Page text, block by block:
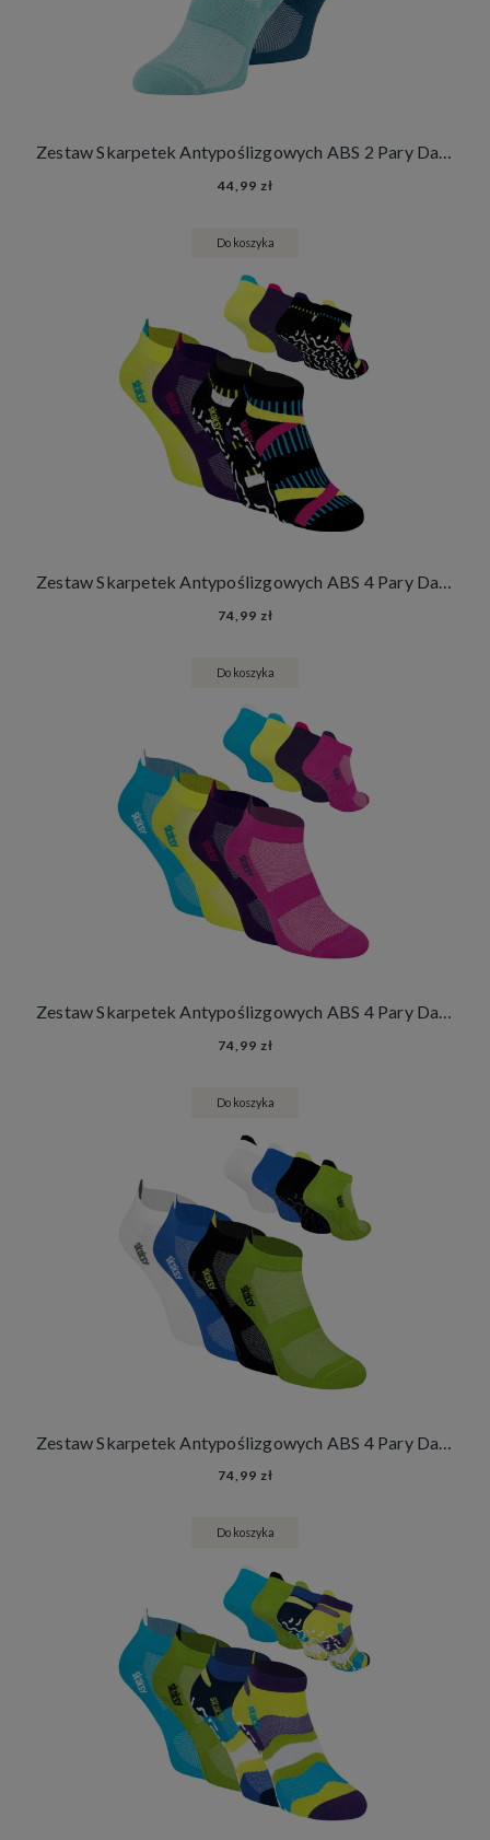
Zestaw Skarpetek Antypoślizgowych ABS 2 Pary Damskie Męskie Skarpety Stopki Joga Fitness
44,99 zł
Do koszyka
Zestaw Skarpetek Antypoślizgowych ABS 4 Pary Damskie Męskie Skarpety Stopki Joga Fitness
74,99 zł
Do koszyka
Zestaw Skarpetek Antypoślizgowych ABS 4 Pary Damskie Męskie Skarpety Stopki Joga Fitness
74,99 zł
Do koszyka
74,99 zł
Do koszyka